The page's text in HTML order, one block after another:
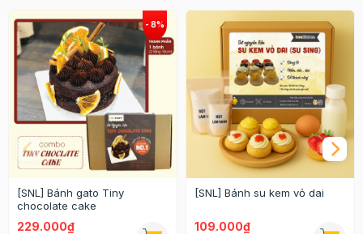
[SNL] Bánh gato Tiny
chocolate cake
229.000₫
[SNL] Bánh su kem vỏ dai
109.000₫